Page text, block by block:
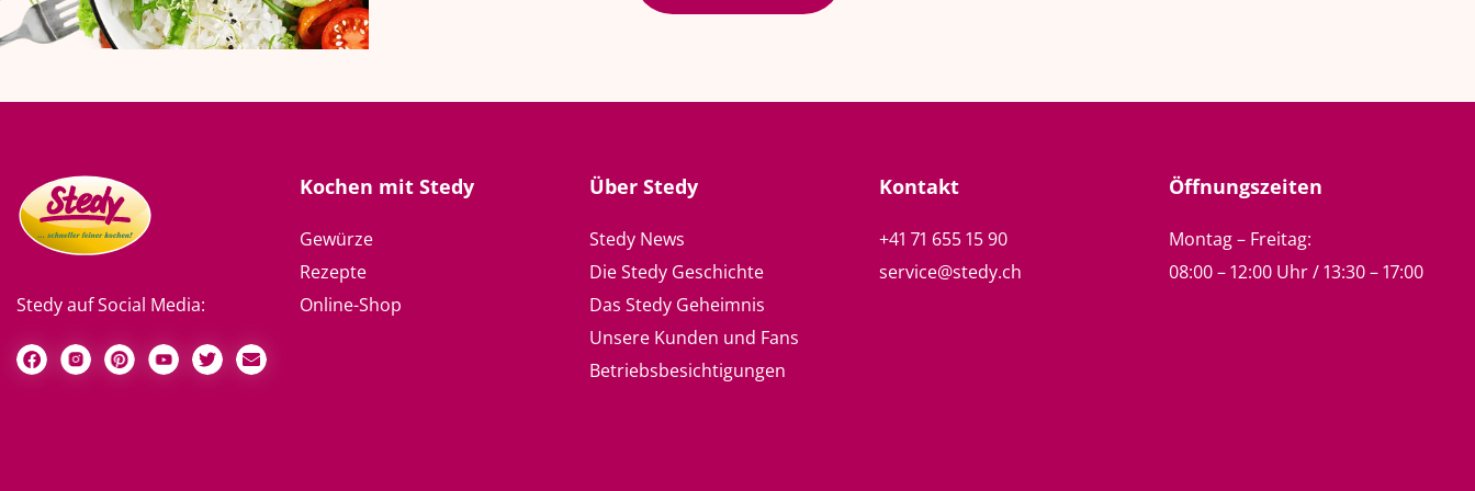
Stedy auf Social Media:
Kochen mit Stedy
Gewürze
Rezepte
Online-Shop
Über Stedy
Stedy News
Die Stedy Geschichte
Das Stedy Geheimnis
Unsere Kunden und Fans
Betriebsbesichtigungen
Kontakt
+41 71 655 15 90
service@stedy.ch
Öffnungszeiten
Montag – Freitag:
08:00 – 12:00 Uhr / 13:30 – 17:00